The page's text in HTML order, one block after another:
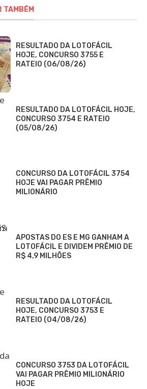
TAMBÉM
RESULTADO DA LOTOFÁCIL
HOJE, CONCURSO 3755 E
RATEIO (06/08/26)
RESULTADO DA LOTOFÁCIL HOJE,
CONCURSO 3754 E RATEIO
(05/08/26)
CONCURSO DA LOTOFÁCIL 3754
HOJE VAI PAGAR PRÊMIO
MILIONÁRIO
APOSTAS DO ES E MG GANHAM A
LOTOFÁCIL E DIVIDEM PRÊMIO DE
R$ 4,9 MILHÕES
RESULTADO DA LOTOFÁCIL
HOJE, CONCURSO 3753 E
RATEIO (04/08/26)
CONCURSO 3753 DA LOTOFÁCIL
VAI PAGAR PRÊMIO MILIONÁRIO
HOJE